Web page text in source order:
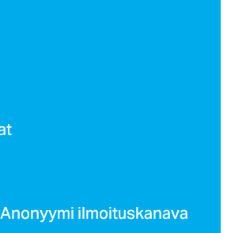
il­moi­tus­ka­na­va